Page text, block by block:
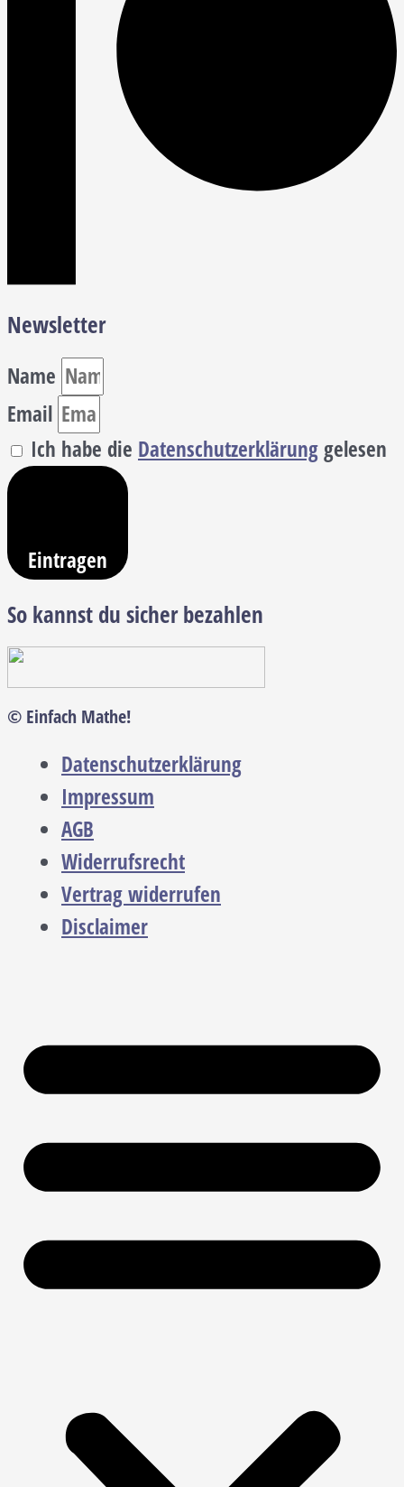
Newsletter
Name
Email
Ich habe die Datenschutzerklärunggelesen
Eintragen
So kannst du sicher bezahlen
© Einfach Mathe!
Datenschutzerklärung
Impressum
AGB
Widerrufsrecht
Vertrag widerrufen
Disclaimer